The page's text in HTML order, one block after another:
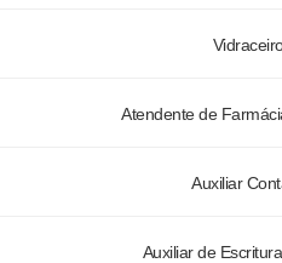
Atendente de
Auxiliar
Auxiliar de